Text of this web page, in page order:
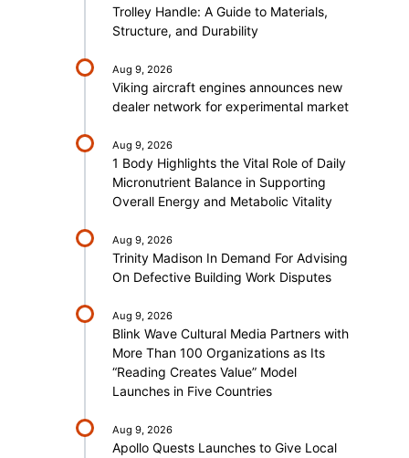
Trolley Handle: A Guide to Materials,
Structure, and Durability
Aug 9, 2026
Viking aircraft engines announces new
dealer network for experimental market
Aug 9, 2026
1 Body Highlights the Vital Role of Daily
Micronutrient Balance in Supporting
Overall Energy and Metabolic Vitality
Aug 9, 2026
Trinity Madison In Demand For Advising
On Defective Building Work Disputes
Aug 9, 2026
Blink Wave Cultural Media Partners with
More Than 100 Organizations as Its
“Reading Creates Value” Model
Launches in Five Countries
Aug 9, 2026
Apollo Quests Launches to Give Local